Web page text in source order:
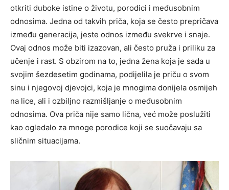
otkriti duboke istine o životu, porodici i međusobnim
odnosima. Jedna od takvih priča, koja se često prepričava
između generacija, jeste odnos između svekrve i snaje.
Ovaj odnos može biti izazovan, ali često pruža i priliku za
učenje i rast. S obzirom na to, jedna žena koja je sada u
svojim šezdesetim godinama, podijelila je priču o svom
sinu i njegovoj djevojci, koja je mnogima donijela osmijeh
na lice, ali i ozbiljno razmišljanje o međusobnim
odnosima. Ova priča nije samo lična, već može poslužiti
kao ogledalo za mnoge porodice koji se suočavaju sa
sličnim situacijama.